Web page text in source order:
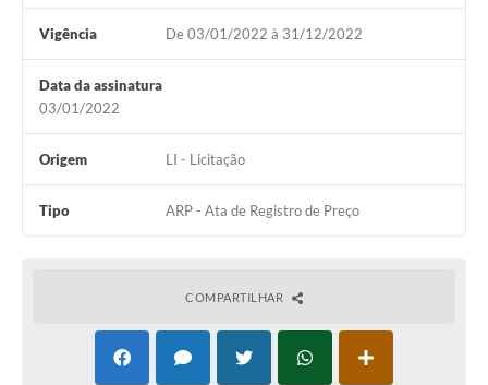
Vigência De 03/01/2022 à 31/12/2022
Data da assinatura
03/01/2022
Origem LI - Licitação
Tipo ARP - Ata de Registro de Preço
COMPARTILHAR